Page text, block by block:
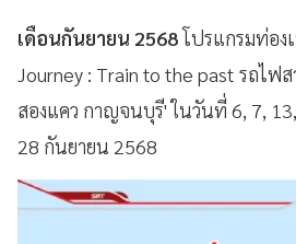
เดือนกันยายน 2568โปรแกรมท่อง
Journey : Train to the past รถไฟส
สองแคว กาญจนบุรี' ในวันที่ 6, 7,
28 กันยายน 2568